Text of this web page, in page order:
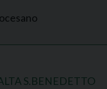
S.BENEDETTO